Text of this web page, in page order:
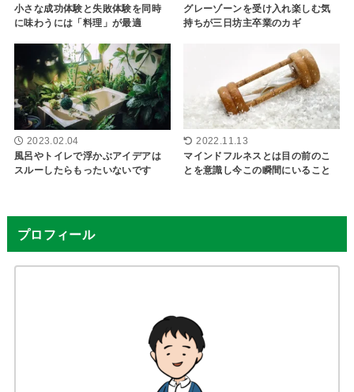
小さな成功体験と失敗体験を同時
に味わうには「料理」が最適
グレーゾーンを受け入れ楽しむ気
持ちが三日坊主卒業のカギ
2023.02.04
風呂やトイレで浮かぶアイデアは
スルーしたらもったいないです
2022.11.13
マインドフルネスとは目の前のこ
とを意識し今この瞬間にいること
プロフィール